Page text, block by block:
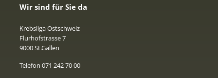
Wir sind für Sie da
Krebsliga Ostschweiz
Flurhofstrasse 7
9000 St.Gallen
Telefon 071 242 70 00